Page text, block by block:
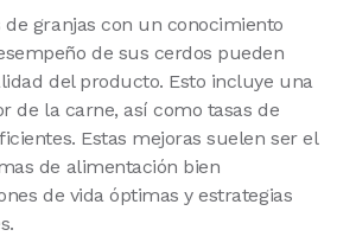
granjas con un conocimiento
de sus cerdos pueden
del producto. Esto incluye una
de la carne, así como tasas de
Estas mejoras suelen ser el
de alimentación bien
de vida óptimas y estrategias